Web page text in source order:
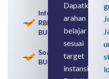
Informasi
RBB
BUMN
Soal
BUMN
Dapatkan
arahan
belajar
sesuai
target
instansi